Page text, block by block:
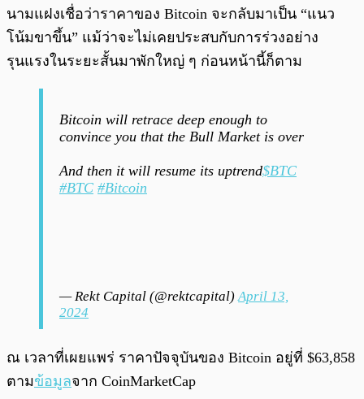
นามแฝงเชื่อว่าราคาของ Bitcoin จะกลับมาเป็น “แนว
โน้มขาขึ้น” แม้ว่าจะไม่เคยประสบกับการร่วงอย่าง
รุนแรงในระยะสั้นมาพักใหญ่ ๆ ก่อนหน้านี้ก็ตาม
Bitcoin will retrace deep enough to
convince you that the Bull Market is over
And then it will resume its uptrend$BTC
#BTC #Bitcoin
— Rekt Capital (@rektcapital)April 13,
2024
ณ เวลาที่เผยแพร่ ราคาปัจจุบันของ Bitcoin อยู่ที่ $63,858
ตามข้อมูลจาก CoinMarketCap